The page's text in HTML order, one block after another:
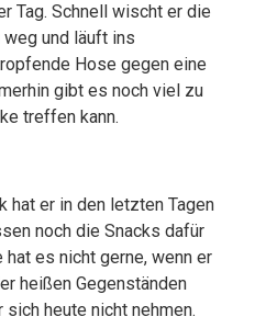
Tag. Schnell wischt er die
und läuft ins
Hose gegen eine
gibt es noch viel zu
treffen kann.
hat er in den letzten Tagen
noch die Snacks dafür
es nicht gerne, wenn er
heißen Gegenständen
heute nicht nehmen.